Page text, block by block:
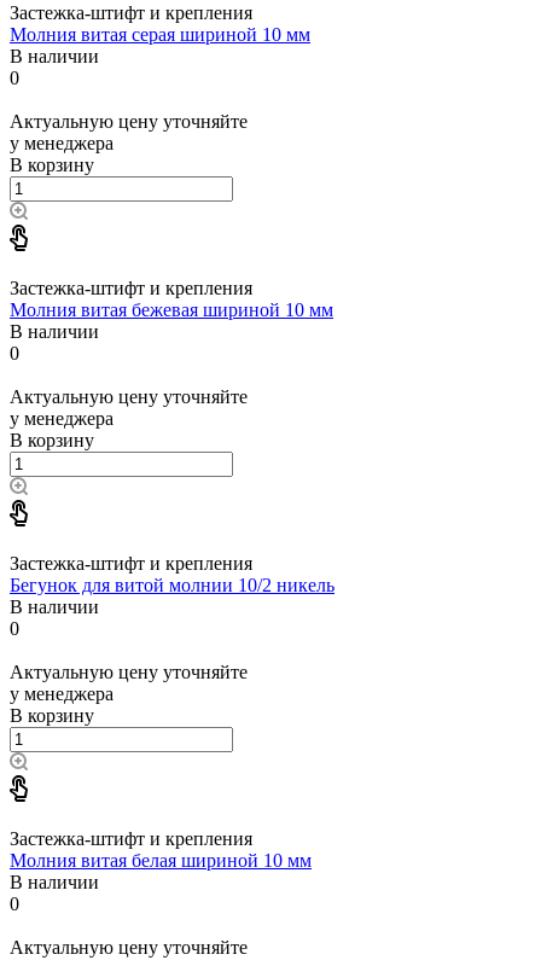
Застежка-штифт и крепления
Молния витая серая шириной 10 мм
В наличии
0
Актуальную цену уточняйте
у менеджера
В корзину
Застежка-штифт и крепления
Молния витая бежевая шириной 10 мм
В наличии
0
Актуальную цену уточняйте
у менеджера
В корзину
Застежка-штифт и крепления
Бегунок для витой молнии 10/2 никель
В наличии
0
Актуальную цену уточняйте
у менеджера
В корзину
Застежка-штифт и крепления
Молния витая белая шириной 10 мм
В наличии
0
Актуальную цену уточняйте